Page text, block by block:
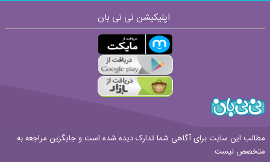
اپلیکیشن نی نی بان
مطالب این سایت برای آگاهی شما تدارک دیده شده است و جایگزین مراجعه به
متخصص نیست.